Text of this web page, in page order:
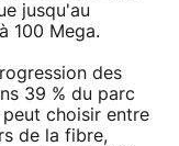
jusqu'au
100 Mega.
des
39 % du parc
choisir entre
de la fibre,